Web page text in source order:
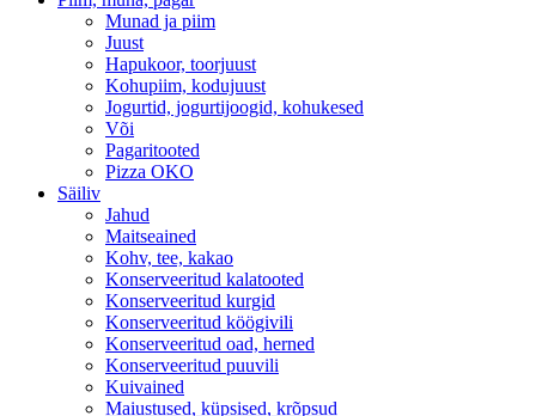
Munad ja piim
Juust
Hapukoor, toorjuust
Kohupiim, kodujuust
Jogurtid, jogurtijoogid, kohukesed
Või
Pagaritooted
Pizza OKO
Säiliv
Jahud
Maitseained
Kohv, tee, kakao
Konserveeritud kalatooted
Konserveeritud kurgid
Konserveeritud köögivili
Konserveeritud oad, herned
Konserveeritud puuvili
Kuivained
Maiustused, küpsised, krõpsud